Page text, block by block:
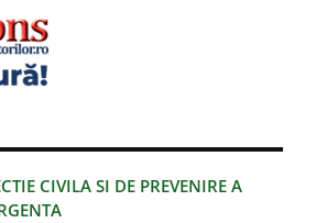
CIVILA SI DE PREVENIRE A